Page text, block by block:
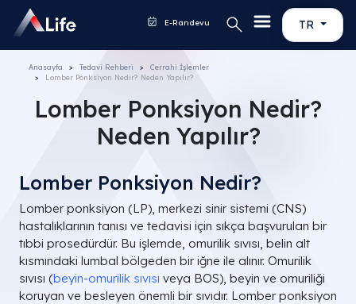
TR
E-Randevu
Anasayfa Tedavi Rehberi
Cerrahi İşlemler
Lomber Ponksiyon Nedir? Neden Yapılır?
Lomber Ponksiyon Nedir?
Neden Yapılır?
Lomber Ponksiyon Nedir?
Lomber ponksiyon (LP), merkezi sinir sistemi (CNS)
hastalıklarının tanısı ve tedavisi için sıkça başvurulan bir
tıbbi prosedürdür. Bu işlemde, omurilik sıvısı, belin alt
kısmındaki lumbal bölgeden bir iğne ile alınır. Omurilik
sıvısı (beyin-omurilik sıvısı veya BOS), beyin ve omuriliği
koruyan ve besleyen önemli bir sıvıdır. Lomber ponksiyon